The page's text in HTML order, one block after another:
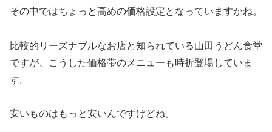
その中ではちょっと高めの価格設定となっていますかね。
比較的リーズナブルなお店と知られている山田うどん食堂
ですが、こうした価格帯のメニューも時折登場していま
す。
安いものはもっと安いんですけどね。